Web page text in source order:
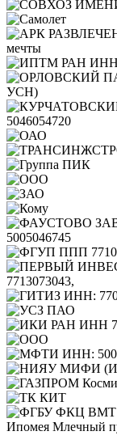
Ипомея Млечный